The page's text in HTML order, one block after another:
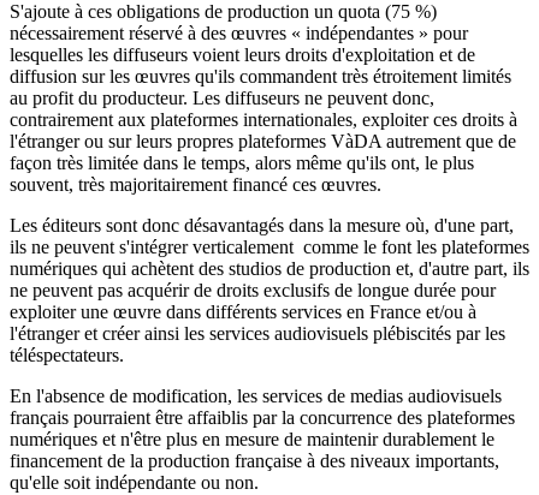
S'ajoute à ces obligations de production un quota (75 %)
nécessairement réservé à des œuvres « indépendantes » pour
lesquelles les diffuseurs voient leurs droits d'exploitation et de
diffusion sur les œuvres qu'ils commandent très étroitement limités
au profit du producteur. Les diffuseurs ne peuvent donc,
contrairement aux plateformes internationales, exploiter ces droits à
l'étranger ou sur leurs propres plateformes VàDA autrement que de
façon très limitée dans le temps, alors même qu'ils ont, le plus
souvent, très majoritairement financé ces œuvres.
Les éditeurs sont donc désavantagés dans la mesure où, d'une part,
ils ne peuvent s'intégrer verticalement comme le font les plateformes
numériques qui achètent des studios de production et, d'autre part, ils
ne peuvent pas acquérir de droits exclusifs de longue durée pour
exploiter une œuvre dans différents services en France et/ou à
l'étranger et créer ainsi les services audiovisuels plébiscités par les
téléspectateurs.
En l'absence de modification, les services de medias audiovisuels
français pourraient être affaiblis par la concurrence des plateformes
numériques et n'être plus en mesure de maintenir durablement le
financement de la production française à des niveaux importants,
qu'elle soit indépendante ou non.